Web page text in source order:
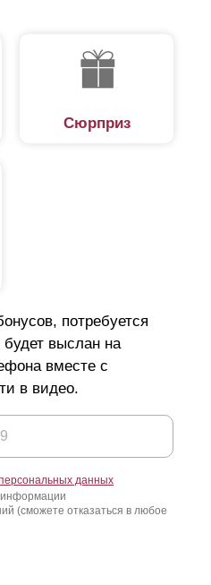
Сюрприз
потребуется
выслан на
вместе с
в видео.
данных
информации
(сможете отказаться в любое